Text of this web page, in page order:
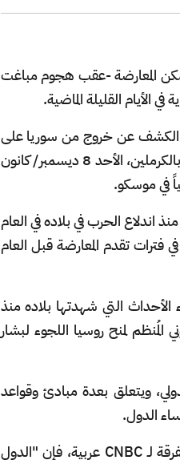
المعارضة -عقب هجوم مباغت
الكشف عن خروج من سوريا على
متن طائرة إلى وجهة لم تكن معروفة مساء، نقلت وكالات أنباء روسية عن مصدر بالكرملين، الأحد 8 ديسمبر/ كانون
في موسكو.
الحرب في بلاده في العام
فترات تقدم المعارضة قبل العام
التي شهدتها بلاده منذ
المُنظم لمنح روسيا اللجوء لبشار
ويتعلق بعدة مبادئ وقواعد
الدول.
وبحسب ما ذكره فقهاء ومختصون عالميون في القانون الدولي، في تصريحات متفرقة لـ CNBC عربية، فإن "الدول